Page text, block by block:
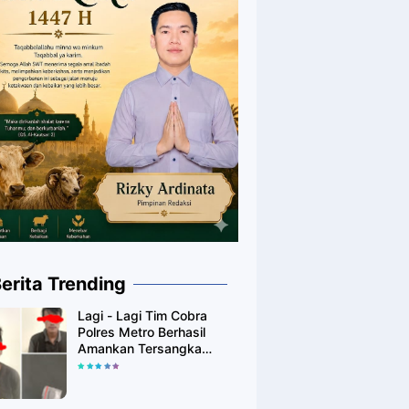
Trending
Lagi - Lagi Tim Cobra
Polres Metro Berhasil
Amankan Tersangka
Yang Diduga Pengguna